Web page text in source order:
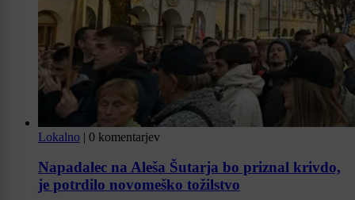
Lokalno | 0 komentarjev
Napadalec na Aleša Šutarja bo priznal krivdo,
je potrdilo novomeško tožilstvo